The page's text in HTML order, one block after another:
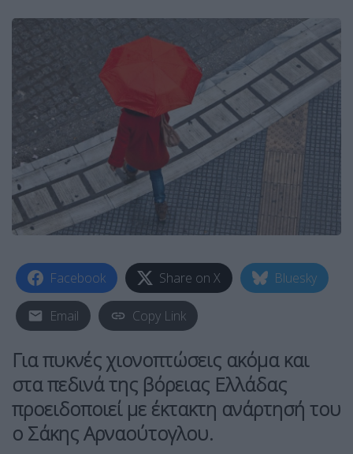
Facebook Share on X Bluesky
Email Copy Link
Για πυκνές χιονοπτώσεις ακόμα και
στα πεδινά της βόρειας Ελλάδας
προειδοποιεί με έκτακτη ανάρτησή του
ο Σάκης Αρναούτογλου.